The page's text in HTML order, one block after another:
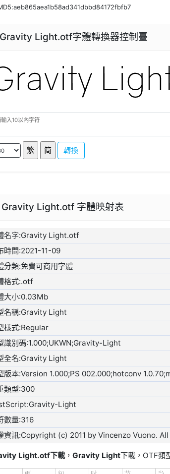
Gravity Light.otf字體轉換器控制臺
轉換
Light.otf 字體映射表
名字:Gravity Light.otf
時間:2021-11-09
分類:免費可商用字體
格式:.otf
大小:0.03Mb
名稱:Gravity Light
樣式:Regular
識別碼:1.000;UKWN;Gravity-Light
全名:Gravity Light
版本:Version 1.000;PS 002.000;hotconv
類型:300
Light
數量:316
資訊:Copyright (c) 2011 by Vincenzo Vuono.
Light.otf下載，Gravity Light下載， OTF類